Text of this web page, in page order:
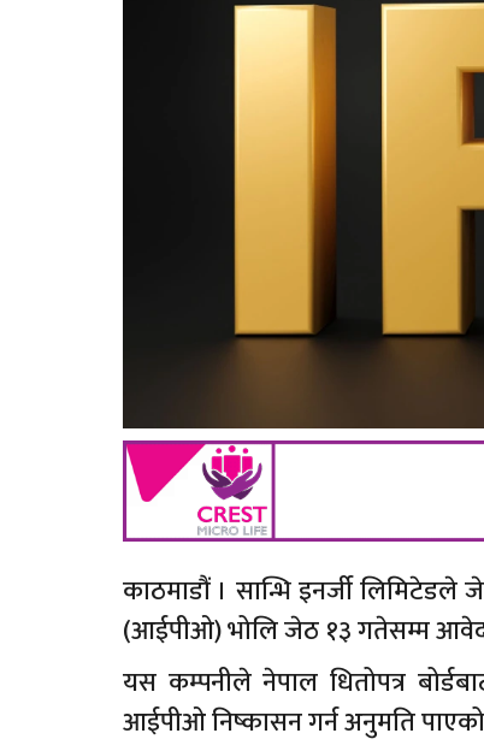
काठमाडौं । सान्भि इनर्जी
(आईपीओ) भोलि जेठ १३ गतेसम्म
यस कम्पनीले नेपाल धितोपत्र
आईपीओ निष्कासन गर्न अनुमति पाएको